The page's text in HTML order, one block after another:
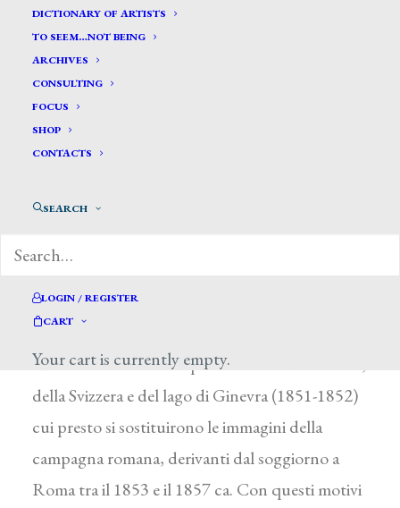
DICTIONARY OF ARTISTS
TO SEEM…NOT BEING
ARCHIVES
CONSULTING
FOCUS
SHOP
CONTACTS
SEARCH
LOGIN / REGISTER
CART
Your cart is currently empty.
Ardy Bartolomeo *
Saluzzo (Cuneo) 1821 – Torino 1887
composizioni, caratterizzate da toni
drammatico-scenografici ottenuti con sapienti
effetti chiaroscurali. Dipinse vedute della Savoia,
della Svizzera e del lago di Ginevra (1851-1852)
cui presto si sostituirono le immagini della
campagna romana, derivanti dal soggiorno a
Roma tra il 1853 e il 1857 ca. Con questi motivi